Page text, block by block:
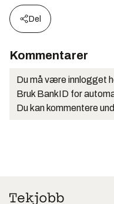
Del
Kommentarer
Du må være innlogget
Bruk BankID for
Du kan kommentere